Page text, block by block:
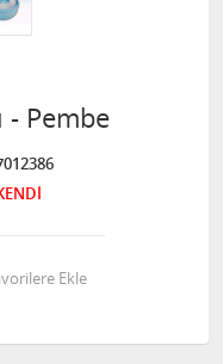
- Pembe
Ekle